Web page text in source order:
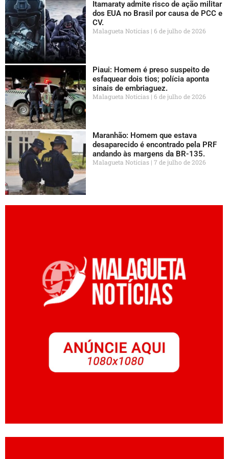
Itamaraty admite risco de ação militar
dos EUA no Brasil por causa de PCC e
CV.
Malagueta Notícias 6 de julho de 2026
Piaui: Homem é preso suspeito de
esfaquear dois tios; polícia aponta
sinais de embriaguez.
Malagueta Notícias 6 de julho de 2026
Maranhão: Homem que estava
desaparecido é encontrado pela PRF
andando às margens da BR-135.
Malagueta Notícias 7 de julho de 2026